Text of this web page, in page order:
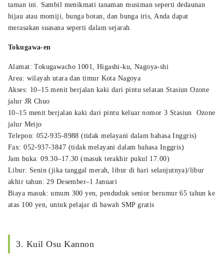
taman ini. Sambil menikmati tanaman musiman seperti dedaunan
hijau atau momiji, bunga botan, dan bunga iris, Anda dapat
merasakan suasana seperti dalam sejarah.
Tokugawa-en
Alamat: Tokugawacho 1001, Higashi-ku, Nagoya-shi
Area: wilayah utara dan timur Kota Nagoya
Akses: 10–15 menit berjalan kaki dari pintu selatan Stasiun Ozone
jalur JR Chuo
10–15 menit berjalan kaki dari pintu keluar nomor 3 Stasiun Ozone
jalur Meijo
Telepon: 052-935-8988 (tidak melayani dalam bahasa Inggris)
Fax: 052-937-3847 (tidak melayani dalam bahasa Inggris)
Jam buka: 09.30–17.30 (masuk terakhir pukul 17.00)
Libur: Senin (jika tanggal merah, libur di hari selanjutnya)/libur
akhir tahun: 29 Desember–1 Januari
Biaya masuk: umum 300 yen, penduduk senior berumur 65 tahun ke
atas 100 yen, untuk pelajar di bawah SMP gratis
3. Kuil Osu Kannon